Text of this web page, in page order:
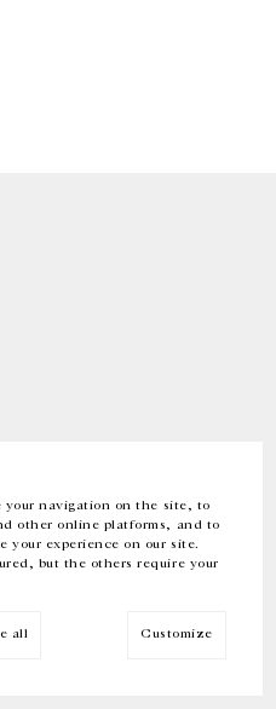
your navigation on the site, to
other online platforms, and to
your experience on our site.
but the others require your
all Customize